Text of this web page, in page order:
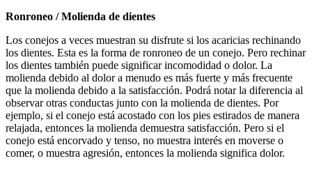
Ronroneo / Molienda de dientes
Los conejos a veces muestran su disfrute si los acaricias rechinando
los dientes. Esta es la forma de ronroneo de un conejo. Pero rechinar
los dientes también puede significar incomodidad o dolor. La
molienda debido al dolor a menudo es más fuerte y más frecuente
que la molienda debido a la satisfacción. Podrá notar la diferencia al
observar otras conductas junto con la molienda de dientes. Por
ejemplo, si el conejo está acostado con los pies estirados de manera
relajada, entonces la molienda demuestra satisfacción. Pero si el
conejo está encorvado y tenso, no muestra interés en moverse o
comer, o muestra agresión, entonces la molienda significa dolor.